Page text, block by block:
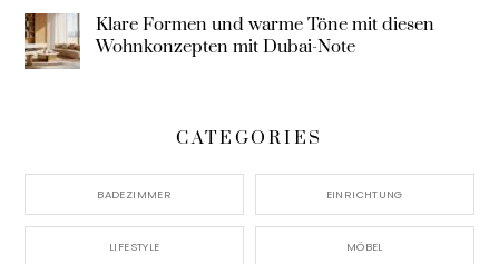
Klare Formen und warme Töne mit diesen
Wohnkonzepten mit Dubai-Note
CATEGORIES
BADEZIMMER EINRICHTUNG
LIFESTYLE MÖBEL